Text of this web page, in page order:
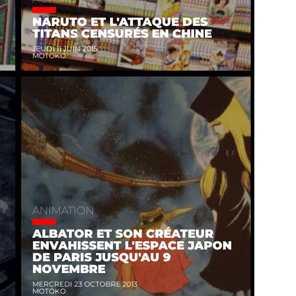
NARUTO ET L'ATTAQUE DES
TITANS CENSURÉS EN CHINE
JEUDI 11 JUIN 2015
MOTOKO
ANIMATION
ALBATOR ET SON CRÉATEUR
ENVAHISSENT L'ESPACE JAPON
DE PARIS JUSQU'AU 9
NOVEMBRE
MERCREDI 23 OCTOBRE 2013
MOTOKO